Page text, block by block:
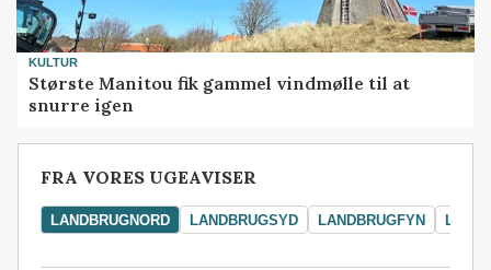
KULTUR
Største Manitou fik gammel vindmølle til at
snurre igen
FRA VORES UGEAVISER
LANDBRUGNORD LANDBRUGSYD LANDBRUGFYN